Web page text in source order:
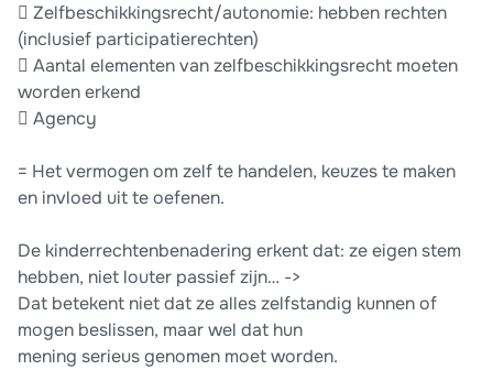
 Zelfbeschikkingsrecht/autonomie: hebben rechten
(inclusief participatierechten)
 Aantal elementen van zelfbeschikkingsrecht moeten
worden erkend
 Agency
= Het vermogen om zelf te handelen, keuzes te maken
en invloed uit te oefenen.
De kinderrechtenbenadering erkent dat: ze eigen stem
hebben, niet louter passief zijn… ->
Dat betekent niet dat ze alles zelfstandig kunnen of
mogen beslissen, maar wel dat hun
mening serieus genomen moet worden.